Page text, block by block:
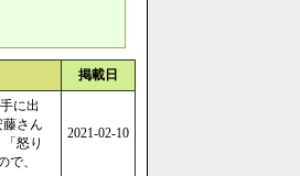
掲載日
に出
さん
怒り
で、
2021-02-10